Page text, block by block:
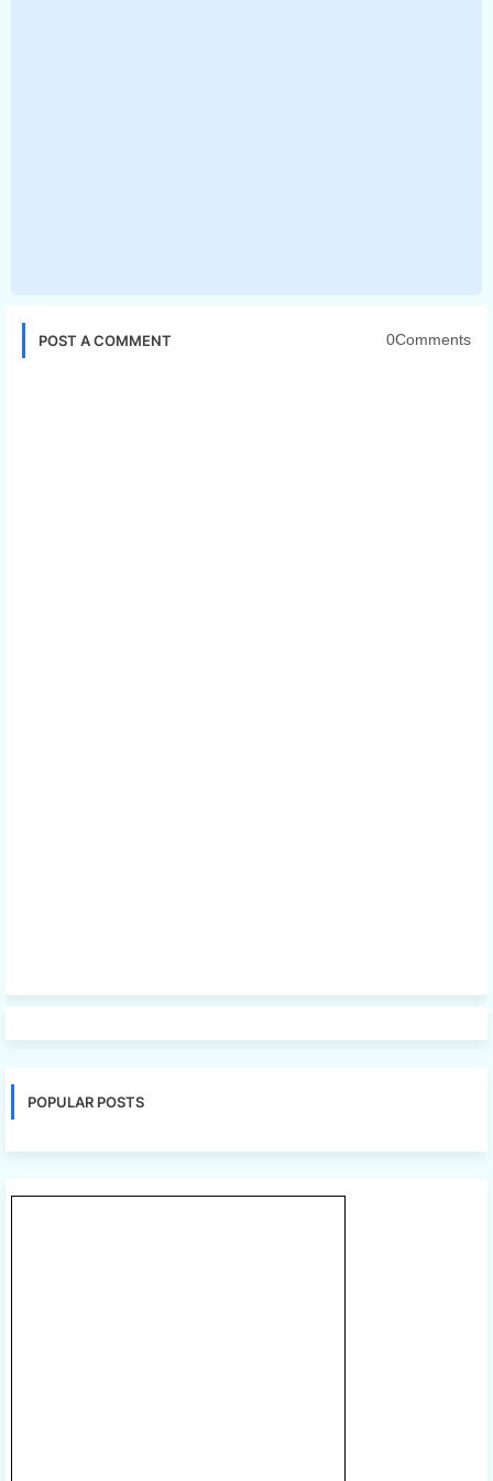
POST A COMMENT 0Comments
POPULAR POSTS